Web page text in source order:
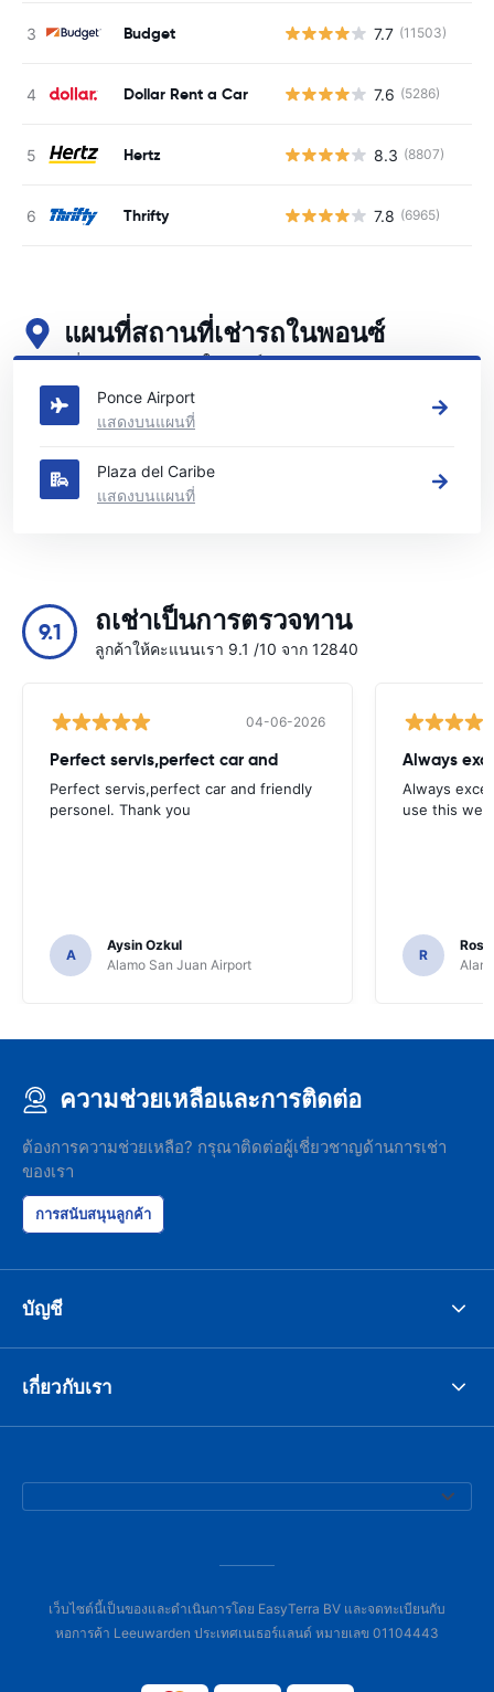
Budget 7.7 (11503)
Dollar Rent a Car 7.6 (5286)
Hertz 8.3 (8807)
Thrifty 7.8 (6965)
แผนที่สถานที่เช่ารถในพอนซ์
ดูสถานที่เช่ารถหลักของเราในพอนซ์
Ponce Airport
แสดงบนแผนที่
Plaza del Caribe
แสดงบนแผนที่
9.1 ถเช่าเป็นการตรวจทาน
ลูกค้าให้คะแนนเรา 9.1 /10 จาก 12840
04-06-2026
Perfect servis,perfect car and
Perfect servis,perfect car and friendly
personel. Thank you
A
Aysin Ozkul
Alamo San Juan Airport
Always
Always
use this
R
ความช่วยเหลือและการติดต่อ
ต้องการความช่วยเหลือ? กรุณาติดต่อผู้เชี่ยวชาญด้านการเช่า
ของเรา
การสนับสนุนลูกค้า
บัญชี
เกี่ยวกับเรา
เว็บไซต์นี้เป็นของและดำเนินการโดย EasyTerra BV และจดทะเบียนกับ
หอการค้า Leeuwarden ประเทศเนเธอร์แลนด์ หมายเลข 01104443